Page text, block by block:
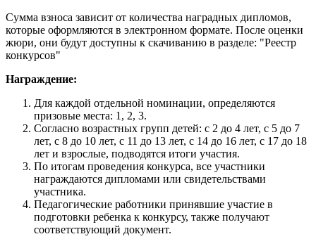
Сумма взноса зависит от количества наградных дипломов,
которые оформляются в электронном формате. После оценки
жюри, они будут доступны к скачиванию в разделе: "Реестр
конкурсов"
Награждение:
Для каждой отдельной номинации, определяются
призовые места: 1, 2, 3.
Согласно возрастных групп детей: с 2 до 4 лет, с 5 до 7
лет, с 8 до 10 лет, с 11 до 13 лет, с 14 до 16 лет, с 17 до 18
лет и взрослые, подводятся итоги участия.
По итогам проведения конкурса, все участники
награждаются дипломами или свидетельствами
участника.
Педагогические работники принявшие участие в
подготовки ребенка к конкурсу, также получают
соответствующий документ.